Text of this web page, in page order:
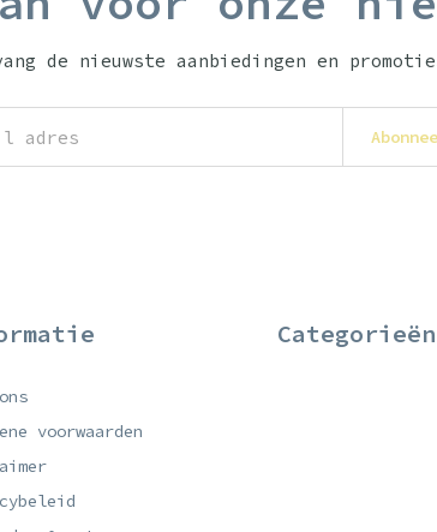
de nieuwste aanbiedingen en
voorwaarden
Categorieën